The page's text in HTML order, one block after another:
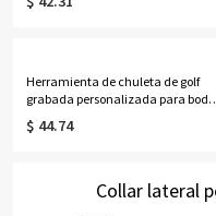
transporte de latas, regalo del día
Herramienta de chuleta de golf
grabada personalizada para
herramienta de reparación de
chuletas de golf con caja,
$ 44.74
Collar lateral